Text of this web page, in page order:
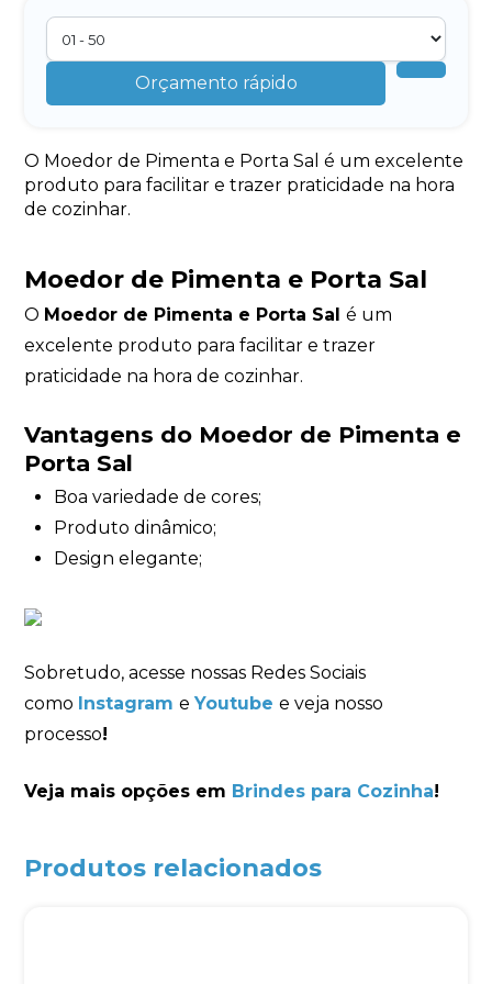
Orçamento rápido
O Moedor de Pimenta e Porta Sal é um excelente
produto para facilitar e trazer praticidade na hora
de cozinhar.
Moedor de Pimenta e Porta Sal
O Moedor de Pimenta e Porta Salé um
excelente produto para facilitar e trazer
praticidade na hora de cozinhar.
Vantagens do Moedor de Pimenta e
Porta Sal
Boa variedade de cores;
Produto dinâmico;
Design elegante;
Sobretudo, acesse nossas Redes Sociais
como Instagram eYoutube e veja nosso
processo!
Veja mais opções em Brindes para Cozinha!
Produtos relacionados